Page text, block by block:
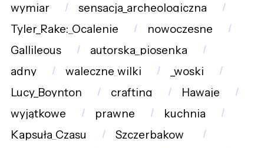
wymiar
sensacja_archeologiczna
Tyler_Rake:_Ocalenie
nowoczesne
Gallileous
autorska_piosenka
adny
waleczne_wilki
_woski
Lucy_Boynton
crafting
Hawaje
wyjątkowe
prawne
kuchnia
Kapsuła_Czasu
Szczerbakow_